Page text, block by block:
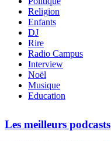
Religion
Enfants
DJ
Rire
Radio Campus
Interview
Noël
Musique
Education
Les meilleurs podcasts